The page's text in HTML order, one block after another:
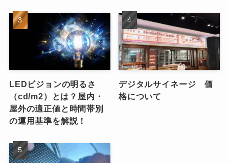
LEDビジョンの明るさ
（cd/m2）とは？屋内・
屋外の適正値と時間帯別
の運用基準を解説！
デジタルサイネージ 価
格について